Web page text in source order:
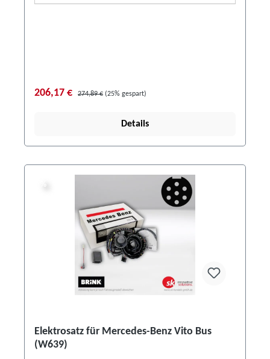
206,17 € 274,89 € (25% gespart)
Details
Elektrosatz für Mercedes-Benz Vito Bus
(W639)